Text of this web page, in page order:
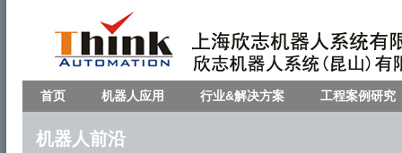
首页 机器人应用 行业&解决方案 工程案例研究
机器人前沿